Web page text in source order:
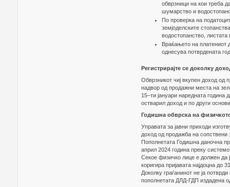
обврзници на кои треба
шумарство и
По проверка на
земјоделските
водостопанство,
Враќањето на платениот
однесува потврдената
Регистрирајте се доколку
Oбврзникот чиј вкупен доход од
надвор од продажни места на
15–ти јануари наредната година
остварил доход и по други
Годишна обврска на
Управата за јавни приходи
доход од продажба на сопствени
Пополнетата Годишна даночна
април 2024 година преку
Секое физичко лице е должен да
коригира пријавата најдоцна до
Доколку граѓанинот не ја
пополнетата ДЛД-ГДП издадена